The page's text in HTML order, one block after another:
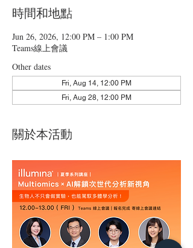
時間和地點
Jun 26, 2026, 12:00 PM – 1:00 PM
Teams線上會議
Other dates
Fri, Aug 14, 12:00 PM
Fri, Aug 28, 12:00 PM
關於本活動